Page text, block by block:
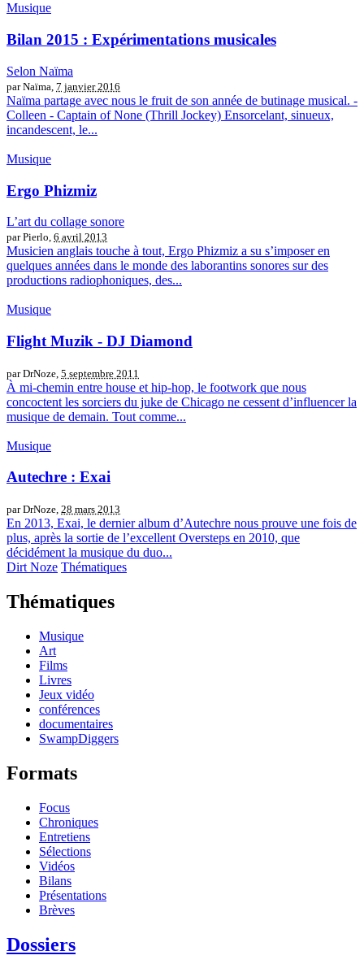
Musique
Bilan 2015 : Expérimentations musicales
Selon Naïma
par Naïma, 7 janvier 2016
Naïma partage avec nous le fruit de son année de butinage musical. -
Colleen - Captain of None (Thrill Jockey) Ensorcelant, sinueux,
incandescent, le...
Musique
Ergo Phizmiz
L’art du collage sonore
par Pierlo, 6 avril 2013
Musicien anglais touche à tout, Ergo Phizmiz a su s’imposer en
quelques années dans le monde des laborantins sonores sur des
productions radiophoniques, des...
Musique
Flight Muzik - DJ Diamond
par DrNoze, 5 septembre 2011
À mi-chemin entre house et hip-hop, le footwork que nous
concoctent les sorciers du juke de Chicago ne cessent d’influencer la
musique de demain. Tout comme...
Musique
Autechre : Exai
par DrNoze, 28 mars 2013
En 2013, Exai, le dernier album d’Autechre nous prouve une fois de
plus, après la sortie de l’excellent Oversteps en 2010, que
décidément la musique du duo...
Dirt Noze Thématiques
Thématiques
Musique
Art
Films
Livres
Jeux vidéo
conférences
documentaires
SwampDiggers
Formats
Focus
Chroniques
Entretiens
Sélections
Vidéos
Bilans
Présentations
Brèves
Dossiers